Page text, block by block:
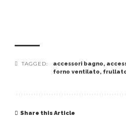
TAGGED: accessori bagno,
forno ventilato,
Share this Article